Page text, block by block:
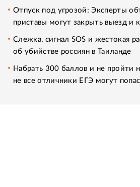
Отпуск под угрозой: Эксперты
приставы могут закрыть выезд и
Слежка, сигнал SOS и жестокая
об убийстве россиян в Таиланде
Набрать 300 баллов и не пройти
не все отличники ЕГЭ могут